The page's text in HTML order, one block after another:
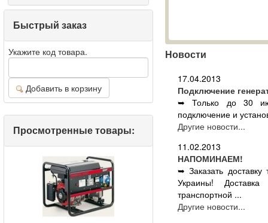
Быстрый заказ
Укажите код товара.
Добавить в корзину
Просмотренные товары:
Новости
17.04.2013
Подключение
➥ Только до 30
подключение и
Другие новости...
11.02.2013
НАПОМИНАЕМ!
➥ Заказать
Украины!
транспортной ...
Другие новости...